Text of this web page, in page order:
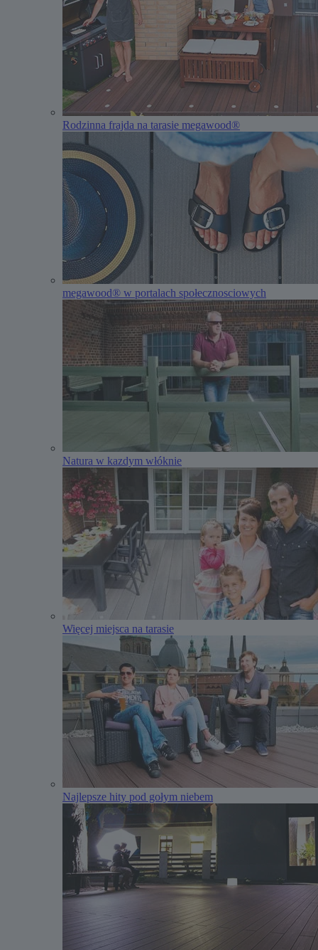
Rodzinna frajda na tarasie megawood®
megawood® w portalach społecznosciowych
Natura w kazdym włóknie
Więcej miejsca na tarasie
Najlepsze hity pod gołym niebem